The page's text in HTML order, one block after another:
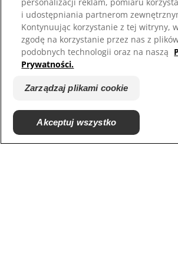
PL
ColgateProfessional.pl
i udostępniania partnerom
Kontynuując korzystanie z tej witryny,
zgodę na korzystanie przez nas z
podobnych technologii oraz na naszą
Prywatności.
Zarządzaj plikami cookie
Akceptuj wszystko